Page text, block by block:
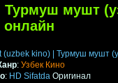
мушт
онлайн
(uzbek kino) | Турмуш мушт
: Узбек Кино
: HD SifatdaОригинал